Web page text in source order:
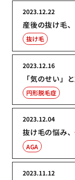
産後の抜け毛
2023.12.22
抜け毛
「気のせい」
2023.12.16
円形脱毛症
抜け毛の悩み
2023.12.04
AGA
2023.11.12